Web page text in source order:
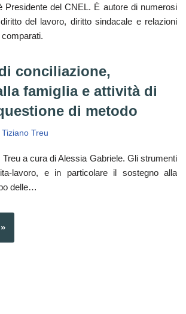
Presidente del CNEL. È autore di numerosi
del lavoro, diritto sindacale e relazioni
comparati.
conciliazione,
famiglia e attività di
di metodo
Tiziano Treu
Treu a cura di Alessia Gabriele. Gli strumenti
lavoro, e in particolare il sostegno alla
delle…